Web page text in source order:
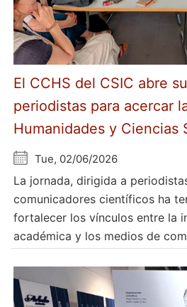
El CCHS del CSIC abre
periodistas para acercar
Humanidades y Ciencias
Tue, 02/06/2026
La jornada, dirigida a
comunicadores científicos ha
fortalecer los vínculos entre la
académica y los medios de